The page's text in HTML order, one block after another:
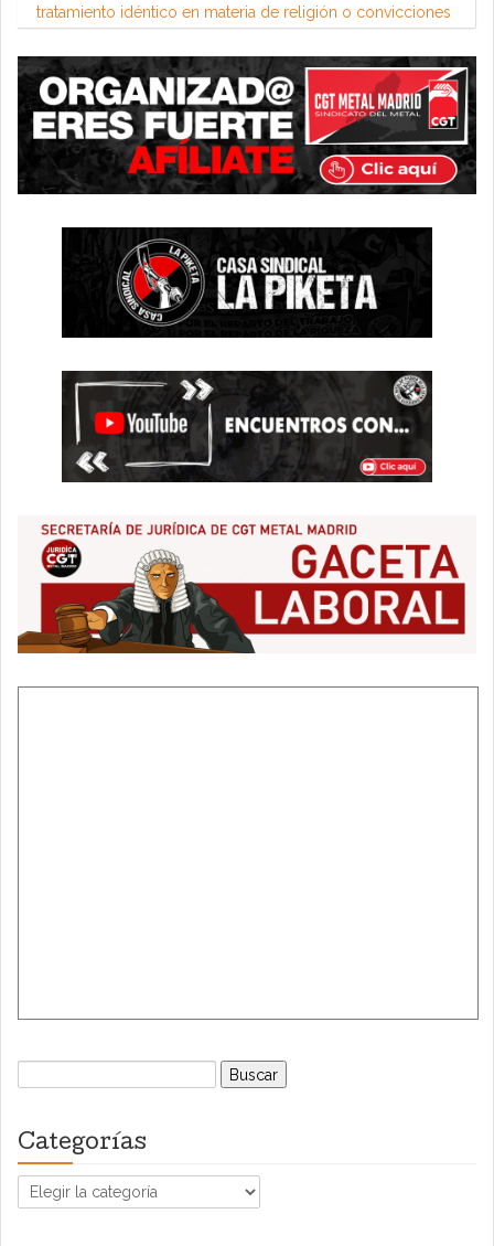
tratamiento idéntico en materia de religión o convicciones
Buscar:
Categorías
Categorías